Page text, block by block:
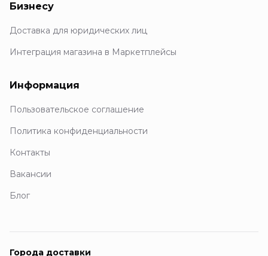
Бизнесу
Доставка для юридических лиц
Интеграция магазина в Маркетплейсы
Информация
Пользовательское соглашение
Политика конфиденциальности
Контакты
Вакансии
Блог
Города доставки